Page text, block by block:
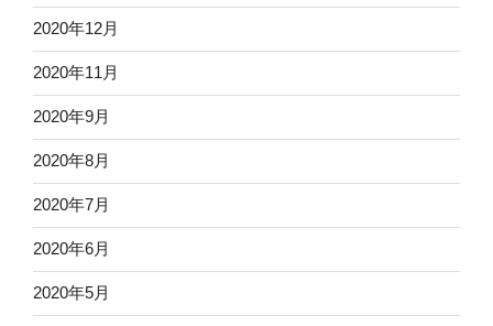
2020年12月
2020年11月
2020年9月
2020年8月
2020年7月
2020年6月
2020年5月